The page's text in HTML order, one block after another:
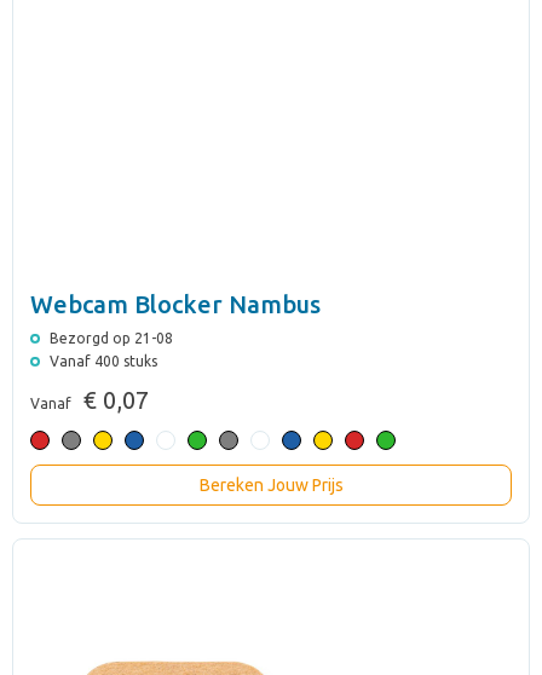
Webcam Blocker Nambus
Bezorgd op 21-08
Vanaf 400 stuks
Vanaf € 0,07
Bereken Jouw Prijs